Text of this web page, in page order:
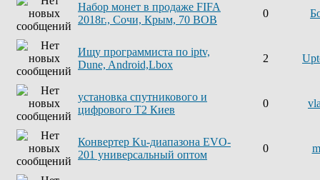
Набор монет в продаже FIFA
2018г., Сочи, Крым, 70 ВОВ
0
Ищу программиста по iptv,
Dune, Android,Lbox
2
установка спутникового и
цифрового Т2 Киев
0
Конвертер Ku-диапазона EVO-
201 универсальный оптом
0